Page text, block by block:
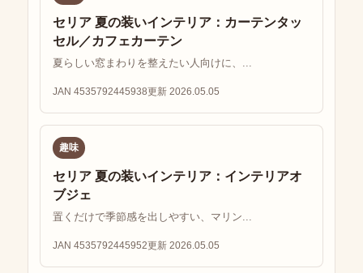
セリア 夏の装いインテリア：カーテンタッ
セル／カフェカーテン
夏らしい窓まわりを整えたい人向けに、...
JAN 4535792445938更新 2026.05.05
趣味
セリア 夏の装いインテリア：インテリアオ
ブジェ
置くだけで季節感を出しやすい、マリン...
JAN 4535792445952更新 2026.05.05